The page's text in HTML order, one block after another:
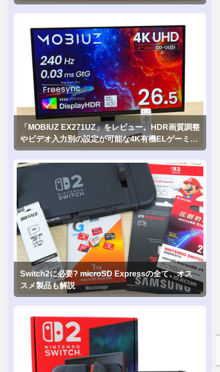
「MOBIUZ EX271UZ」をレビュー。HDR画質調整
やビデオ入力別の設定が可能な4K有機ELゲーミン
グモニタを徹底検証
Switch2に必要? microSD Expressの全て、オス
スメ製品も解説